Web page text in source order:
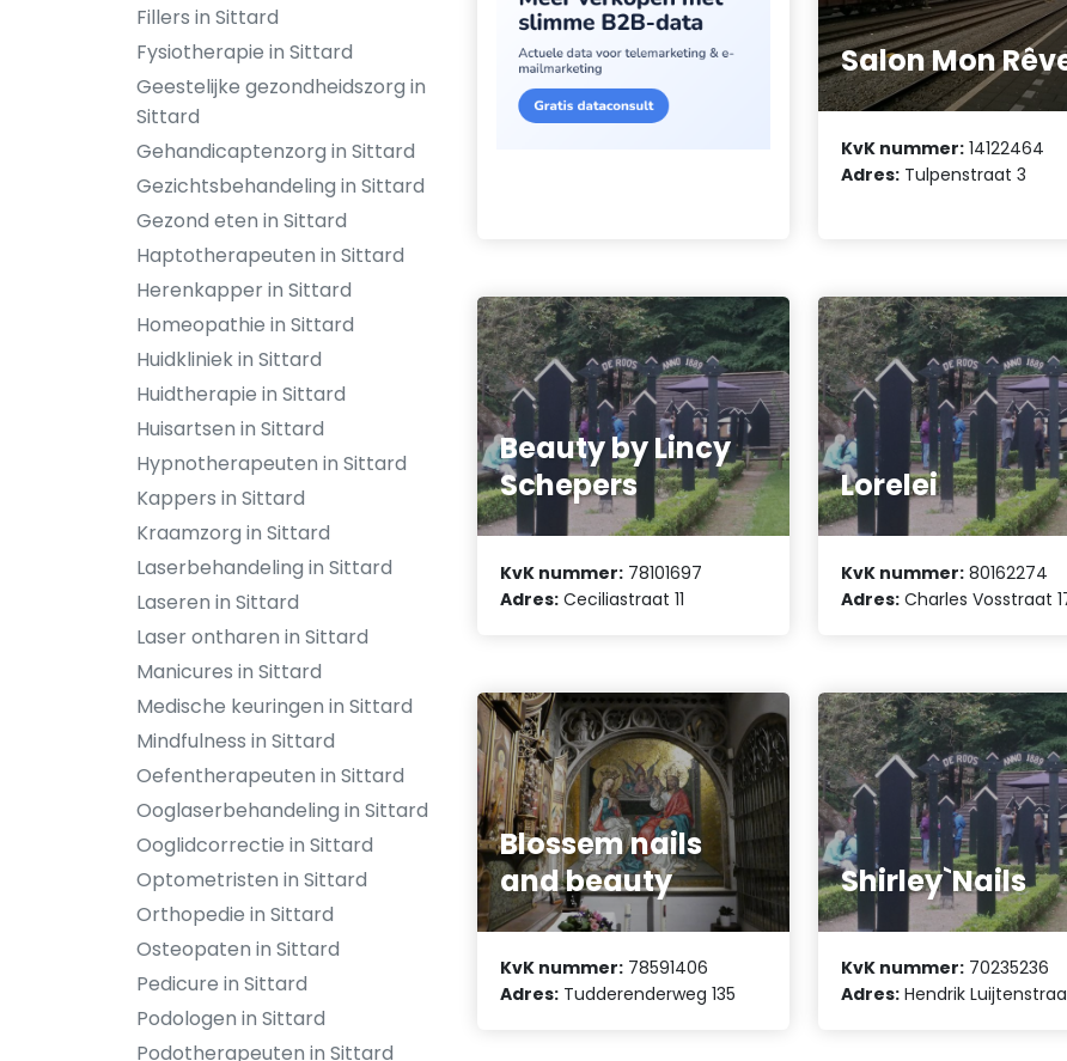
Fillers in Sittard
Fysiotherapie in Sittard
Geestelijke gezondheidszorg in
Sittard
Gehandicaptenzorg in Sittard
Gezichtsbehandeling in Sittard
Gezond eten in Sittard
Haptotherapeuten in Sittard
Herenkapper in Sittard
Homeopathie in Sittard
Huidkliniek in Sittard
Huidtherapie in Sittard
Huisartsen in Sittard
Hypnotherapeuten in Sittard
Kappers in Sittard
Kraamzorg in Sittard
Laserbehandeling in Sittard
Laseren in Sittard
Laser ontharen in Sittard
Manicures in Sittard
Medische keuringen in Sittard
Mindfulness in Sittard
Oefentherapeuten in Sittard
Ooglaserbehandeling in Sittard
Ooglidcorrectie in Sittard
Optometristen in Sittard
Orthopedie in Sittard
Osteopaten in Sittard
Pedicure in Sittard
Podologen in Sittard
Podotherapeuten in Sittard
Salon Mon
KvK nummer: 14122464
Adres: Tulpenstraat 3
Beauty by Lincy
Schepers
KvK nummer: 78101697
Adres: Ceciliastraat 11
Lorelei
KvK nummer: 80162274
Adres: Charles Vosstraat
Blossem nails
and beauty
KvK nummer: 78591406
Adres: Tudderenderweg 135
Shirley`Nails
KvK nummer: 70235236
Adres: Hendrik